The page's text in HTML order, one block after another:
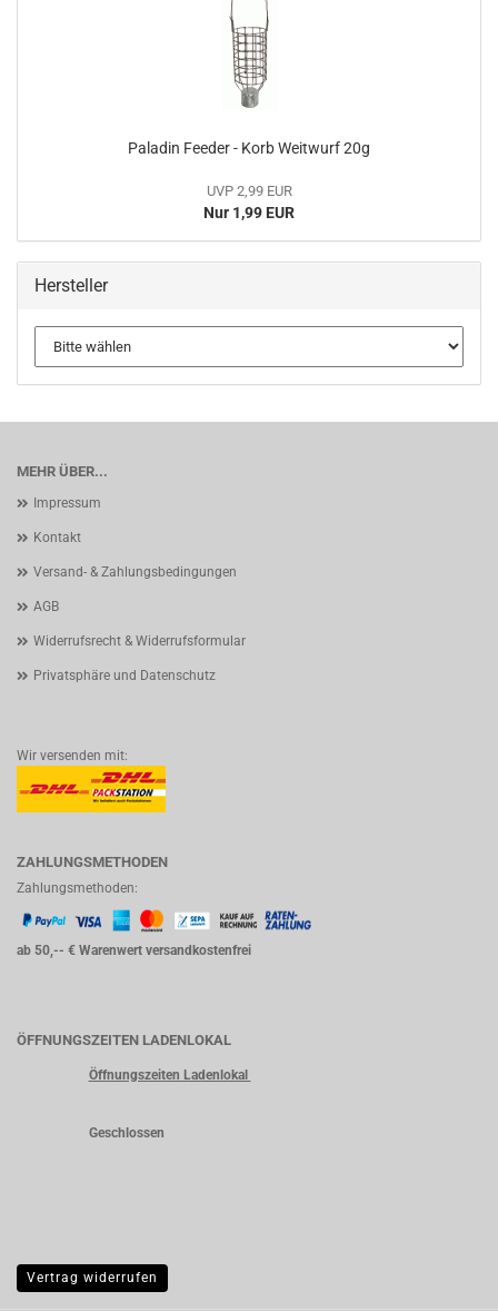
Paladin Feeder - Korb Weitwurf 20g
UVP 2,99 EUR
Nur 1,99 EUR
Hersteller
MEHR ÜBER...
Impressum
Kontakt
Versand- & Zahlungsbedingungen
AGB
Widerrufsrecht & Widerrufsformular
Privatsphäre und Datenschutz
Wir versenden mit:
ZAHLUNGSMETHODEN
Zahlungsmethoden:
ab 50,-- € Warenwert versandkostenfrei
ÖFFNUNGSZEITEN LADENLOKAL
Öffnungszeiten Ladenlokal
Geschlossen
Vertrag widerrufen